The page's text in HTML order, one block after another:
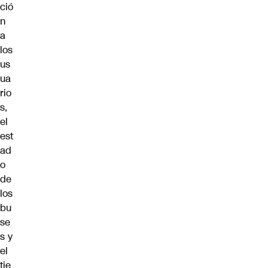
ció
n
a
los
us
ua
rio
s,
el
est
ad
o
de
los
bu
se
s y
el
tie